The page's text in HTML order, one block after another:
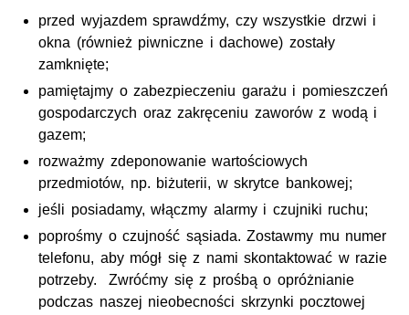
przed wyjazdem sprawdźmy, czy wszystkie drzwi i
okna (również piwniczne i dachowe) zostały
zamknięte;
pamiętajmy o zabezpieczeniu garażu i pomieszczeń
gospodarczych oraz zakręceniu zaworów z wodą i
gazem;
rozważmy zdeponowanie wartościowych
przedmiotów, np. biżuterii, w skrytce bankowej;
jeśli posiadamy, włączmy alarmy i czujniki ruchu;
poprośmy o czujność sąsiada. Zostawmy mu numer
telefonu, aby mógł się z nami skontaktować w razie
potrzeby. Zwróćmy się z prośbą o opróżnianie
podczas naszej nieobecności skrzynki pocztowej